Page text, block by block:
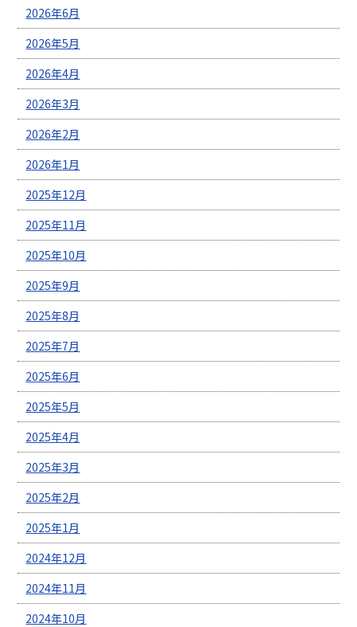
2026年6月
2026年5月
2026年4月
2026年3月
2026年2月
2026年1月
2025年12月
2025年11月
2025年10月
2025年9月
2025年8月
2025年7月
2025年6月
2025年5月
2025年4月
2025年3月
2025年2月
2025年1月
2024年12月
2024年11月
2024年10月